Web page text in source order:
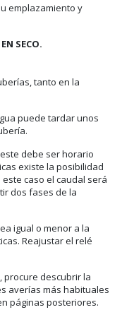
emplazamiento y
SECO.
tanto en la
puede tardar unos
debe ser horario
existe la posibilidad
caso el caudal será
dos fases de la
igual o menor a la
Reajustar el relé
procure descubrir la
averías más habituales
páginas posteriores.